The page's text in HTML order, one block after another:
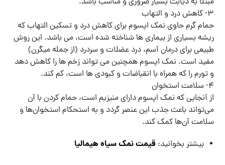
۳- کاهش درد و التهاب
حمام گرم حاوی نمک اپسوم برای کاهش درد و تسکین التهاب که
ریشه بسیاری از بیماری ها شناخته شده است، می باشد. این روش
طبیعی برای درمان آسم، درد عضلات و سردرد (از جمله میگرن)
مفید است. نمک اپسوم همچنین می تواند زخم ها را کاهش دهد
و تورم را که همراه با انقباضات و کبودی ها است، کم کند.
۴- سلامت استخوان‌
از آنجایی که نمک اپسوم دارای منیزیم است، حمام کردن با آن
می‌تواند باعث جذب این عنصر گردد و به استحکام استخوان‌ها و
سلامت آن‌ها کمک کند.
بیشتر بخوانید: قیمت نمک سیاه هیمالیا